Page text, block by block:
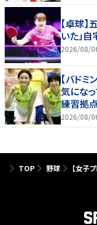
【卓球
いた」
2026/08/
【バド
気にな
練習拠
たり前じ
2026/08/
TOP 野球 【女子